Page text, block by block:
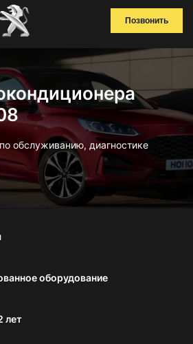
Позвонить
обслуживанию, диагностике
оборудование
лет